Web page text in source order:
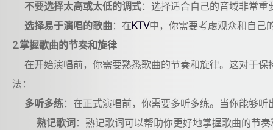
不要选择太高或太低的调式：选择适合自己的音域非常
选择易于演唱的歌曲 ：在KTV中，你需要考虑观众和自己
2.掌握歌曲的节奏和旋律
在开始演唱前，你需要熟悉歌曲的节奏和旋律。这对于保
法：
多听多练：在正式演唱前，你需要多听多练。当你能够
熟记歌词 ：熟记歌词可以帮助你更好地掌握歌曲的节